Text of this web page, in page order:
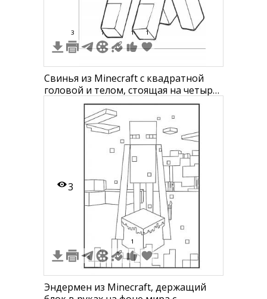
3 1 1 1
Свинья из Minecraft с квадратной
головой и телом, стоящая на четырёх
ногах, с видимыми прямоугольными
глазами и пятачком
3
1
Эндермен из Minecraft, держащий